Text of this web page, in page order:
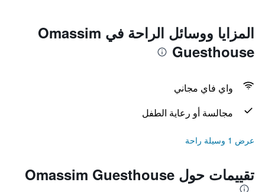
المزايا ووسائل الراحة في Omassim
Guesthouse
واي فاي مجاني
مجالسة أو رعاية الطفل
عرض 1 وسيلة راحة
تقييمات حول Omassim Guesthouse